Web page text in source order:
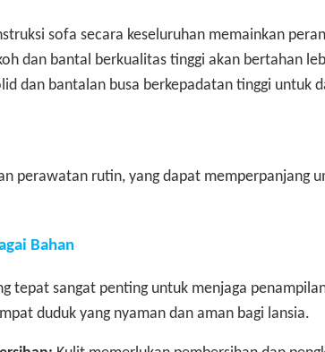
sofa secara keseluruhan memainkan
dan bantal berkualitas tinggi akan bertahan
dan bantalan busa berkepadatan tinggi untuk
perawatan rutin, yang dapat memperpanjang
Bahan
tepat sangat penting untuk menjaga
duduk yang nyaman dan aman bagi lansia.